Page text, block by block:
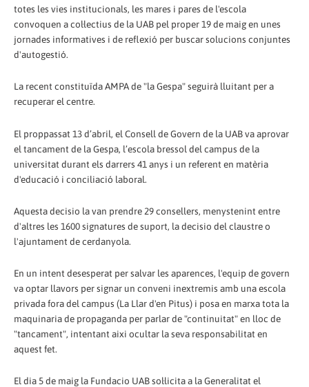
totes les vies institucionals, les mares i pares de l'escola
convoquen a col·lectius de la UAB pel proper 19 de maig en unes
jornades informatives i de reflexió per buscar solucions conjuntes
d'autogestió.
La recent constituïda AMPA de "la Gespa" seguirà lluitant per a
recuperar el centre.
El proppassat 13 d’abril, el Consell de Govern de la UAB va aprovar
el tancament de la Gespa, l’escola bressol del campus de la
universitat durant els darrers 41 anys i un referent en matèria
d'educació i conciliació laboral.
Aquesta decisio la van prendre 29 consellers, menystenint entre
d'altres les 1600 signatures de suport, la decisio del claustre o
l'ajuntament de cerdanyola.
En un intent desesperat per salvar les aparences, l'equip de govern
va optar llavors per signar un conveni inextremis amb una escola
privada fora del campus (La Llar d'en Pitus) i posa en marxa tota la
maquinaria de propaganda per parlar de "continuitat" en lloc de
"tancament", intentant aixi ocultar la seva responsabilitat en
aquest fet.
El dia 5 de maig la Fundacio UAB sol·licita a la Generalitat el